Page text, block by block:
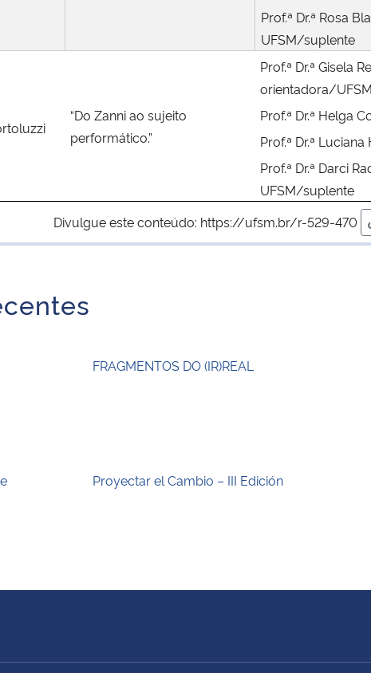
Prof.ª Dr.ª Rosa
UFSM/suplente
“Do Zanni ao sujeito
performático.”
Prof.ª Dr.ª Gisela
orientadora/UFSM
Prof.ª Dr.ª Helga
Prof.ª Dr.ª
Prof.ª Dr.ª Darci
UFSM/suplente
Divulgue este conteúdo: https://ufsm.br/r-529-470
FRAGMENTOS DO (IR)REAL
Proyectar el Cambio – III Edición